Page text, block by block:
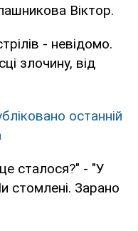
Віктор.
- невідомо.
злочину, від
останній
сталося?" - "У
стомлені. Зарано